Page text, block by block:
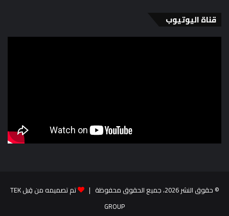
قناة اليوتيوب
© حقوق النشر 2026، جميع الحقوق محفوظة |
تم تصميمه من قِبل TEK
GROUP